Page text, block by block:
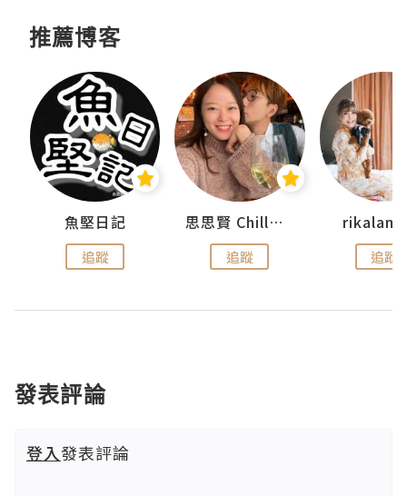
推薦博客
魚堅日記
追蹤
思思賢 ChillMyBabe
追蹤 追蹤
發表評論
登入發表評論